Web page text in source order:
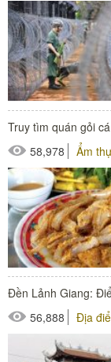
Truy tìm quán gỏi
58,978
Ẩm
Đền Lảnh Giang:
56,888
Địa